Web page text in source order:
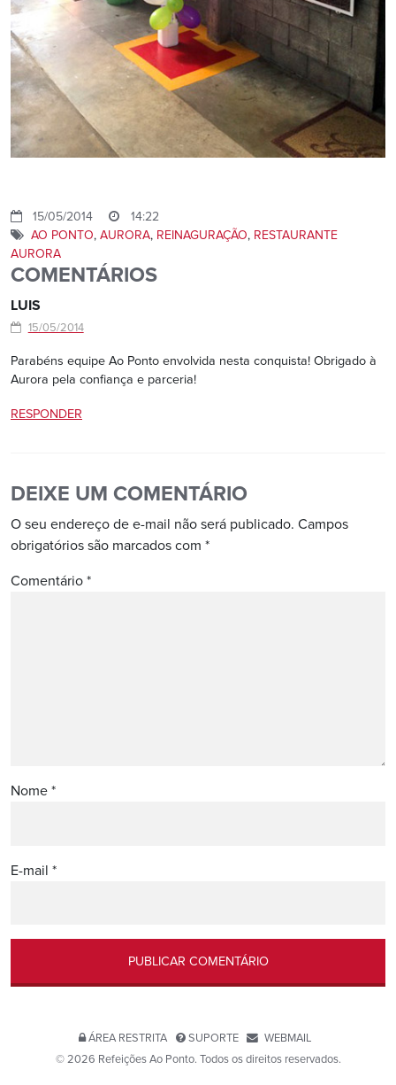
15/05/2014
14:22
AO PONTO, AURORA, REINAGURAÇÃO, RESTAURANTE
AURORA
COMENTÁRIOS
LUIS
15/05/2014
Parabéns equipe Ao Ponto envolvida nesta conquista! Obrigado à
Aurora pela confiança e parceria!
RESPONDER
DEIXE UM COMENTÁRIO
O seu endereço de e-mail não será publicado. Campos
obrigatórios são marcados com *
Comentário *
Nome *
E-mail *
ÁREA RESTRITA SUPORTE
WEBMAIL
© 2026 Refeições Ao Ponto. Todos os direitos reservados.